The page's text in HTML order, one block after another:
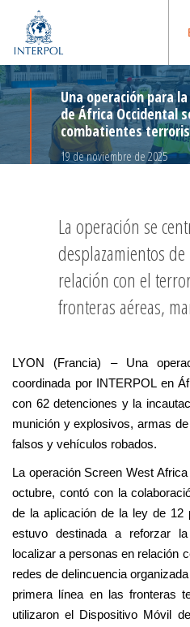
Una operación para
de África Occidental
combatientes
19 de noviembre de 2025
La operación se
desplazamientos
relación con el
fronteras aéreas,
LYON (Francia) – Una
coordinada por INTERPOL en
con 62 detenciones y la
munición y explosivos, armas
falsos y vehículos robados.
La operación Screen West
octubre, contó con la
de la aplicación de la ley de
estuvo destinada a reforzar
localizar a personas en relación
redes de delincuencia
primera línea en las fronteras
utilizaron el Dispositivo Móvil